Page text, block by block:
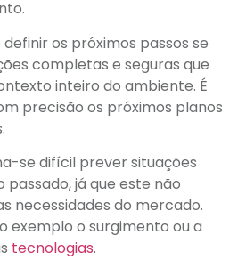
os próximos passos se
completas e seguras que
inteiro do ambiente. É
precisão os próximos planos
se difícil prever situações
passado, já que este não
necessidades do mercado.
exemplo o surgimento ou a
tecnologias.